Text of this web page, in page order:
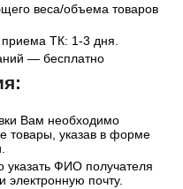
веса/объема товаров
приема ТК: 1-3 дня.
— бесплатно
Вам необходимо
товары, указав в форме
ФИО получателя
почту.